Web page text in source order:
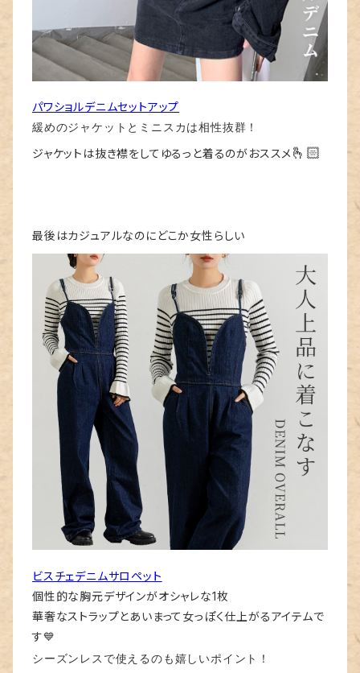
パワショルデニムセットアップ
緩めのジャケットとミニスカは相性抜群！
ジャケットは抜き襟をしてゆるっと着るのがおススメ 🫰🏻
最後はカジュアルなのにどこか女性らしい
ビスチェデニムサロペット
個性的な胸元デザインがオシャレな1枚
華奢なストラップとあいまって女っぽく仕上がるアイテムで
す💙
シーズンレスで使えるのも嬉しいポイント！